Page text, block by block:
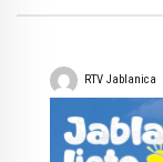
RTV Jablanica